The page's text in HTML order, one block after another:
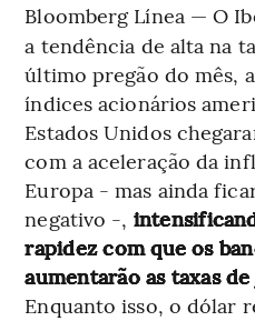
Bloomberg Línea — O
a tendência de alta na
último pregão do mês,
índices acionários
Estados Unidos
com a aceleração da
Europa - mas ainda
negativo -,
rapidez com que os
aumentarão as taxas
Enquanto isso, o dólar